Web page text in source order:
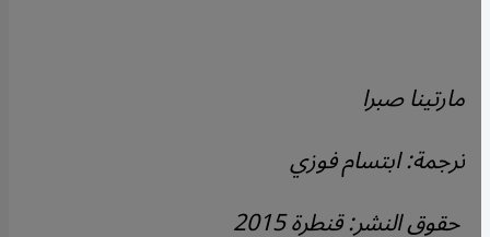
مارتينا صبرا
ترجمة: ابتسام فوزي
حقوق النشر: قنطرة 2015